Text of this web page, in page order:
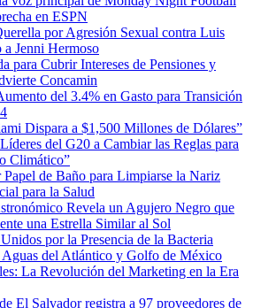
en ESPN
por Agresión Sexual contra Luis
a Jenni Hermoso
para Cubrir Intereses de Pensiones y
Concamin
del 3.4% en Gasto para Transición
Dispara a $1,500 Millones de Dólares”
del G20 a Cambiar las Reglas para
Climático”
de Baño para Limpiarse la Nariz
para la Salud
Revela un Agujero Negro que
una Estrella Similar al Sol
por la Presencia de la Bacteria
Aguas del Atlántico y Golfo de México
La Revolución del Marketing en la Era
El Salvador registra a 97 proveedores de